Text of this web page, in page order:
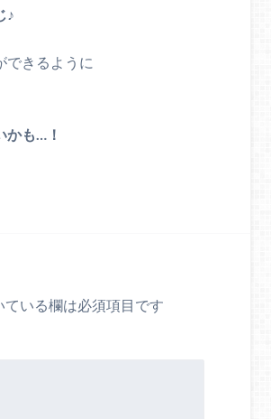
♪
できるように
かも…！
ている欄は必須項目です